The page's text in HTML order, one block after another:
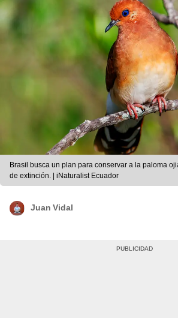
Brasil busca un plan para conservar a la paloma
de extinción. | iNaturalist Ecuador
Juan Vidal